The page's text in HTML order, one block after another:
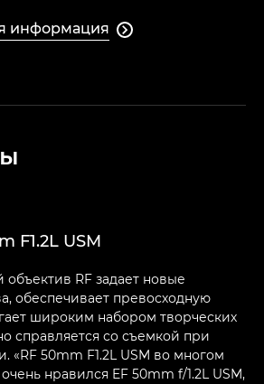
информация 
F1.2L USM
RF задает новые
обеспечивает превосходную
широким набором творческих
справляется со съемкой при
«RF 50mm F1.2L USM во многом
нравился EF 50mm f/1.2L USM,